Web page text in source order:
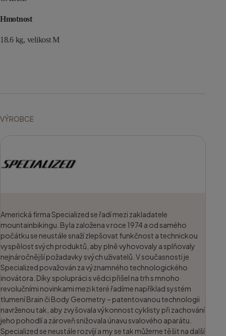
Hmotnost
18.6 kg, velikost M
VÝROBCE
Americká firma Specialized se řadí mezi zakladatele
mountainbikingu. Byla založena v roce 1974 a od samého
počátku se neustále snaží zlepšovat funkčnost a technickou
vyspělost svých produktů, aby plně vyhovovaly a splňovaly
nejnáročnější požadavky svých uživatelů. V současnosti je
Specialized považován za významného technologického
inovátora. Díky spolupráci s vědci přišel na trh s mnoho
revolučními novinkami mezi které řadíme například systém
tlumení Brain či Body Geometry – patentovanou technologii
navrženou tak, aby zvyšovala výkonnost cyklisty při zachování
jeho pohodlí a zároveň snižovala únavu svalového aparátu.
Specialized se neustále rozvíjí a my se tak můžeme těšit na další